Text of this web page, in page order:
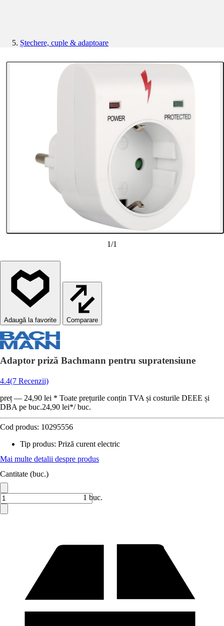
Ștechere, cuple & adaptoare
1/1
Comparare
Adaptor priză Bachmann pentru supratensiune
4.4(7 Recenzii)
preț — 24,90 lei * Toate prețurile conțin TVA și costurile DEEE și
DBA pe buc.24,90 lei*/ buc.
Cod produs: 10295556
Tip produs: Priză curent electric
Mai multe detalii despre produs
Cantitate (buc.)
1 buc.